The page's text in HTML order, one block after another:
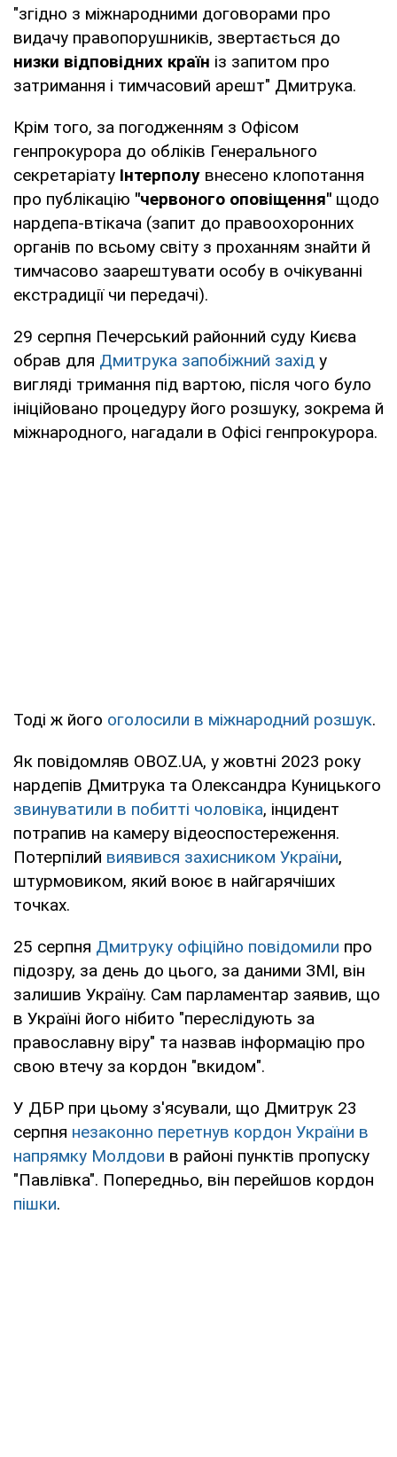
"згідно з міжнародними договорами про
видачу правопорушників, звертається до
низки відповідних країн із запитом про
затримання і тимчасовий арешт" Дмитрука.
Крім того, за погодженням з Офісом
генпрокурора до обліків Генерального
секретаріату Інтерполу внесено клопотання
про публікацію "червоного оповіщення" щодо
нардепа-втікача (запит до правоохоронних
органів по всьому світу з проханням знайти й
тимчасово заарештувати особу в очікуванні
екстрадиції чи передачі).
29 серпня Печерський районний суду Києва
обрав для Дмитрука запобіжний захід у
вигляді тримання під вартою, після чого було
ініційовано процедуру його розшуку, зокрема й
міжнародного, нагадали в Офісі генпрокурора.
Тоді ж його оголосили в міжнародний розшук.
Як повідомляв OBOZ.UA, у жовтні 2023 року
нардепів Дмитрука та Олександра Куницького
звинуватили в побитті чоловіка, інцидент
потрапив на камеру відеоспостереження.
Потерпілий виявився захисником України,
штурмовиком, який воює в найгарячіших
точках.
25 серпня Дмитруку офіційно повідомили про
підозру, за день до цього, за даними ЗМІ, він
залишив Україну. Сам парламентар заявив, що
в Україні його нібито "переслідують за
православну віру" та назвав інформацію про
свою втечу за кордон "вкидом".
У ДБР при цьому з'ясували, що Дмитрук 23
серпня незаконно перетнув кордон України в
напрямку Молдови в районі пунктів пропуску
"Павлівка". Попередньо, він перейшов кордон
пішки.